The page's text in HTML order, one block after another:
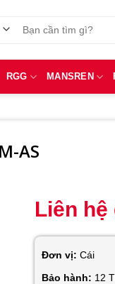
kiếm:
RGG MANSREN
AS
Liên hệ
Đơn vị: Cái
Bảo hành: 12